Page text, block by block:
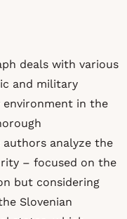
deals with various
and military
environment in the
analyze the
– focused on the
but considering
Slovenian